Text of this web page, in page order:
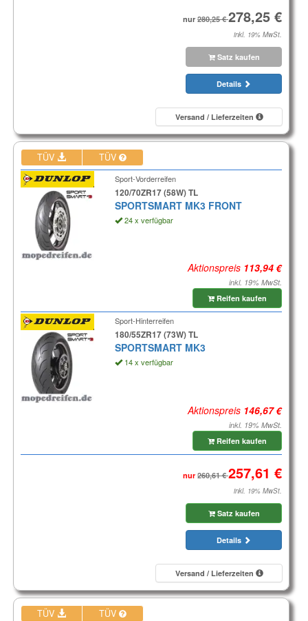
nur
inkl. 19% MwSt.
Satz kaufen
Details
Versand / Lieferzeiten
TÜV TÜV
Sport-Vorderreifen
120/70ZR17 (58W) TL
SPORTSMART MK3 FRONT
24 x verfügbar
Aktionspreis
inkl. 19% MwSt.
Reifen kaufen
Sport-Hinterreifen
180/55ZR17 (73W) TL
SPORTSMART MK3
14 x verfügbar
Aktionspreis
inkl. 19% MwSt.
Reifen kaufen
nur
inkl. 19% MwSt.
Satz kaufen
Details
Versand / Lieferzeiten
TÜV TÜV